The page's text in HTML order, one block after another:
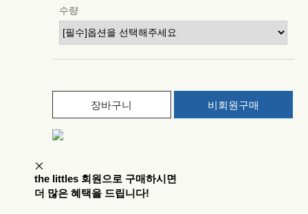
수량
장바구니 비회원구매
the littles 회원으로 구매하시면
더 많은 혜택을 드립니다!